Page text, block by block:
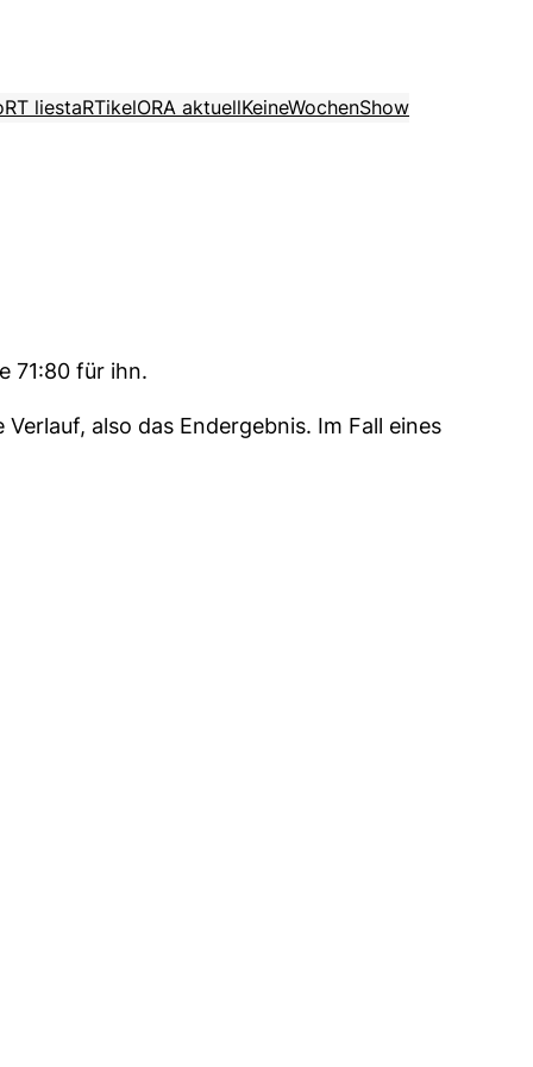
RT liestaRTikelORA aktuellKeineWochenShow
71:80 für ihn.
also das Endergebnis. Im Fall eines